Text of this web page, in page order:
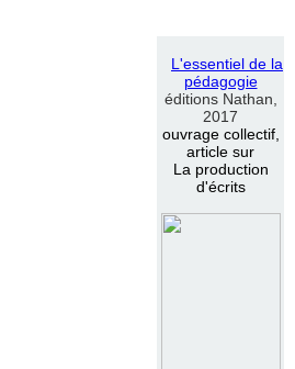
L 'essentiel de la
pédagogie
éditions Nathan,
2017
ouvrage collectif,
article sur
La production
d'écrits